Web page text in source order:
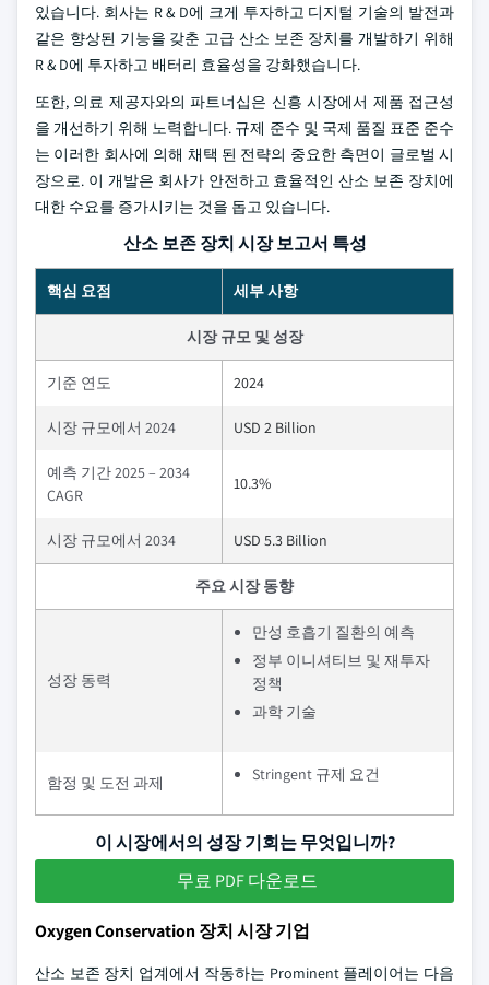
있습니다. 회사는 R & D에 크게 투자하고 디지털 기술의 발전과
같은 향상된 기능을 갖춘 고급 산소 보존 장치를 개발하기 위해
R & D에 투자하고 배터리 효율성을 강화했습니다.
또한, 의료 제공자와의 파트너십은 신흥 시장에서 제품 접근성
을 개선하기 위해 노력합니다. 규제 준수 및 국제 품질 표준 준수
는 이러한 회사에 의해 채택 된 전략의 중요한 측면이 글로벌 시
장으로. 이 개발은 회사가 안전하고 효율적인 산소 보존 장치에
대한 수요를 증가시키는 것을 돕고 있습니다.
산소 보존 장치 시장 보고서 특성
핵심 요점 세부 사항
시장 규모 및 성장
기준 연도 2024
시장 규모에서 2024 USD 2 Billion
예측 기간 2025 – 2034
CAGR
10.3%
시장 규모에서 2034 USD 5.3 Billion
주요 시장 동향
성장 동력
만성 호흡기 질환의 예측
정부 이니셔티브 및 재투자
정책
과학 기술
함정 및 도전 과제 Stringent 규제 요건
이 시장에서의 성장 기회는 무엇입니까?
무료 PDF 다운로드
Oxygen Conservation 장치 시장 기업
산소 보존 장치 업계에서 작동하는 Prominent 플레이어는 다음